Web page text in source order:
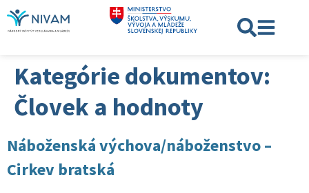
Kategórie dokumentov:
Človek a hodnoty
Náboženská výchova/náboženstvo –
Cirkev bratská